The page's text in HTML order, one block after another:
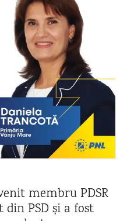
membru PDSR
din PSD și a fost